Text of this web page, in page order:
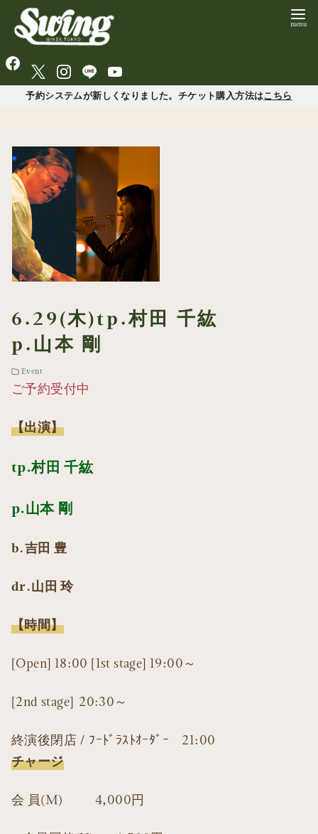
予約システムが新しくなりました。チケット購入方法はこちら
6.29(木)tp.村田 千紘
p.山本 剛
Event
ご予約受付中
【出演】
tp.村田 千紘
p.山本 剛
b.吉田 豊
dr.山田 玲
【時間】
[Open] 18:00 [1st stage] 19:00～
[2nd stage] 20:30～
終演後閉店 / ﾌｰﾄﾞﾗｽﾄｵｰﾀﾞｰ 21:00
チャージ
会 員(M) 4,000円